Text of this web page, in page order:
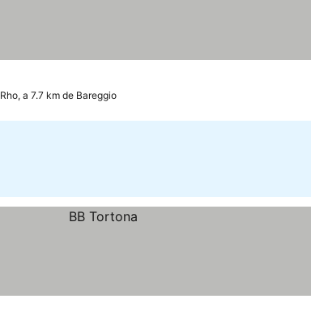
Rho, a 7.7 km de Bareggio